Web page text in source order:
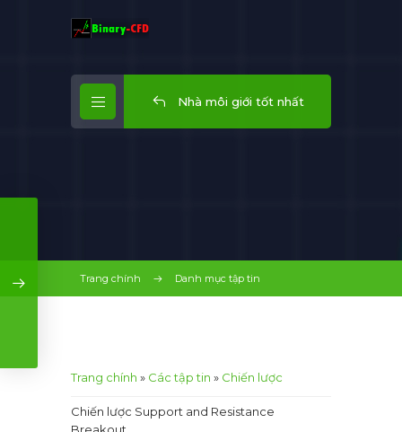
Nhà môi giới tốt nhất
Trang chính Danh mục tập tin
Trang chính » Các tập tin » Chiến lược
Chiến lược Support and Resistance